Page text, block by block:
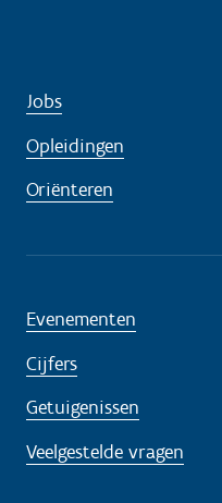
Jobs
Opleidingen
Oriënteren
Evenementen
Cijfers
Getuigenissen
Veelgestelde vragen